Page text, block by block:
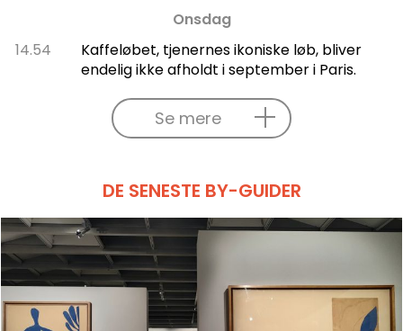
Onsdag
14.54
Kaffeløbet, tjenernes ikoniske løb, bliver
endelig ikke afholdt i september i Paris.
Se mere
DE SENESTE BY-GUIDER